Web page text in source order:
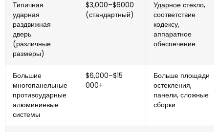
Типичная
ударная
раздвижная
дверь
(различные
размеры)
$3,000–$6000
(стандартный)
Ударное стекло,
соответствие
кодексу,
аппаратное
обеспечение
Большие
многопанельные
противоударные
алюминиевые
системы
$6,000–$15
000+
Больше площади
остекления,
панели, сложные
сборки